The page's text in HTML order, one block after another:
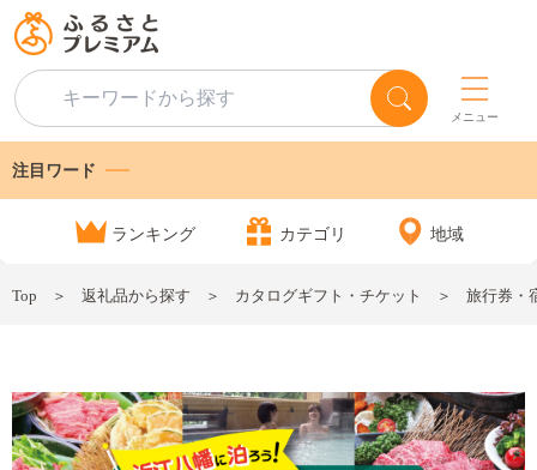
メニュー
注目ワード
ランキング カテゴリ 地域
Top 返礼品から探す カタログギフト・チケット 旅行券・